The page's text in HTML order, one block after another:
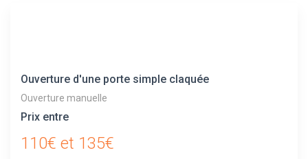
Ouverture d'une porte simple claquée
Ouverture manuelle
Prix entre
110€ et 135€